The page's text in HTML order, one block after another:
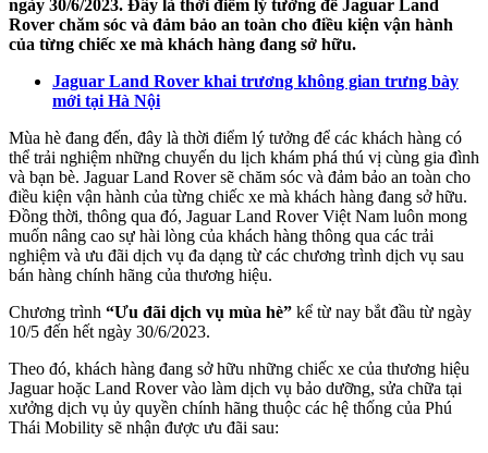
ngày 30/6/2023. Đây là thời điểm lý tưởng để Jaguar Land
Rover chăm sóc và đảm bảo an toàn cho điều kiện vận hành
của từng chiếc xe mà khách hàng đang sở hữu.
Jaguar Land Rover khai trương không gian trưng bày
mới tại Hà Nội
Mùa hè đang đến, đây là thời điểm lý tưởng để các khách hàng có
thể trải nghiệm những chuyến du lịch khám phá thú vị cùng gia đình
và bạn bè. Jaguar Land Rover sẽ chăm sóc và đảm bảo an toàn cho
điều kiện vận hành của từng chiếc xe mà khách hàng đang sở hữu.
Đồng thời, thông qua đó, Jaguar Land Rover Việt Nam luôn mong
muốn nâng cao sự hài lòng của khách hàng thông qua các trải
nghiệm và ưu đãi dịch vụ đa dạng từ các chương trình dịch vụ sau
bán hàng chính hãng của thương hiệu.
Chương trình “Ưu đãi dịch vụ mùa hè” kể từ nay bắt đầu từ ngày
10/5 đến hết ngày 30/6/2023.
Theo đó, khách hàng đang sở hữu những chiếc xe của thương hiệu
Jaguar hoặc Land Rover vào làm dịch vụ bảo dưỡng, sửa chữa tại
xưởng dịch vụ ủy quyền chính hãng thuộc các hệ thống của Phú
Thái Mobility sẽ nhận được ưu đãi sau: